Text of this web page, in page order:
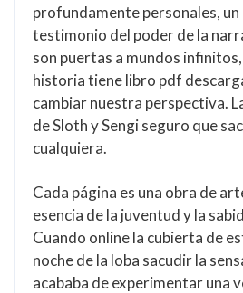
profundamente personales, un
testimonio del poder de la
son puertas a mundos
historia tiene libro pdf
cambiar nuestra perspectiva.
de Sloth y Sengi seguro que
cualquiera.
Cada página es una obra de
esencia de la juventud y la
Cuando online la cubierta de
noche de la loba sacudir la
acababa de experimentar una